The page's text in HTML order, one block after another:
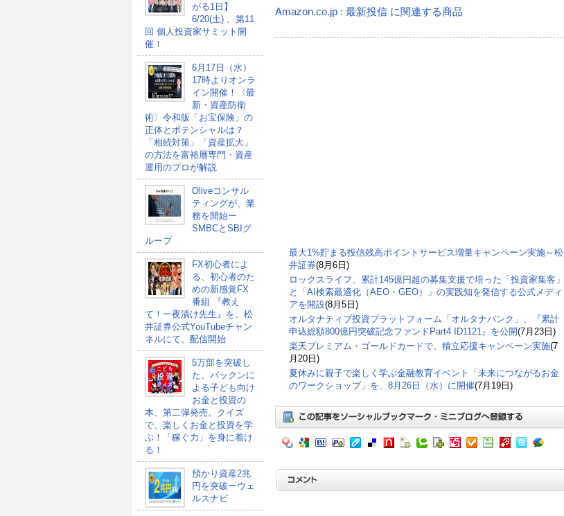
がる1日】
6/20(土) 、第11
回 個人投資家サミット開
催！
6月17日（水）
17時よりオンラ
イン開催！〈最
新・資産防衛
術〉令和版「お宝保険」の
正体とポテンシャルは？
「相続対策」「資産拡大」
の方法を富裕層専門・資産
運用のプロが解説
Oliveコンサル
ティングが、業
務を開始ー
SMBCとSBIグ
ループ
FX初心者によ
る、初心者のた
めの新感覚FX
番組 『教え
て！一夜漬け先生』を、松
井証券公式YouTubeチャン
ネルにて、配信開始
5万部を突破し
た、パックンに
よる子ども向け
お金と投資の
本、第二弾発売。クイズ
で、楽しくお金と投資を学
ぶ！「稼ぐ力」を身に着け
る！
預かり資産2兆
円を突破ーウェ
ルスナビ
Amazon.co.jp : 最新投信 に関連する商品
最大1%貯まる投信残高ポイントサービス増量キャンペーン実施～松
井証券(8月6日)
ロックスライフ、累計145億円超の募集支援で培った「投資家集客」
と「AI検索最適化（AEO・GEO）」の実践知を発信する公式メディ
アを開設(8月5日)
オルタナティブ投資プラットフォーム「オルタナバンク」、『累計
申込総額800億円突破記念ファンドPart4 ID1121』を公開(7月23日)
楽天プレミアム・ゴールドカードで、積立応援キャンペーン実施(7
月20日)
夏休みに親子で楽しく学ぶ金融教育イベント「未来につながるお金
のワークショップ」を、8月26日（水）に開催(7月19日)